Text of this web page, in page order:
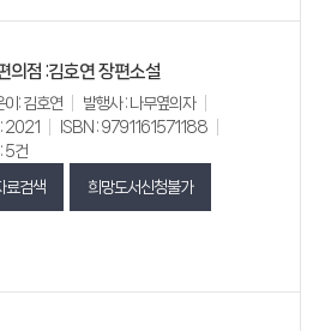
의점 :김호연 장편소설
이: 김호연
발행사 : 나무옆의자
2021
ISBN : 9791161571188
5건
료검색 희망도서신청불가